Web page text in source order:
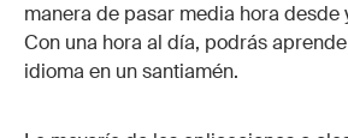
manera de pasar media hora desde
Con una hora al día, podrás
idioma en un santiamén.